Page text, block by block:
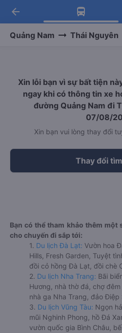
Tải app Vexere
Nhận ưu đãi thành
Tải app Vexere
-30k/ghế khi đặt vé
arrow_back
Quảng Nam Thái Nguyên
Xin lỗi bạn vì sự bất tiện
ngay khi có thông tin xe
đường Quảng Nam đi
07/08/
Xin bạn vui lòng thay đổi
Thay đổi
Bạn có thể tham khảo thêm một
cho chuyến đi sắp tới:
1. Du lịch Đà Lạt: Vườn hoa
Hills, Fresh Garden, Tuyệt
đồi cỏ hồng Đà Lạt, đồi chè
2. Du lịch Nha Trang: Bãi
Hương, nhà thờ đá, chợ đêm
nhà ga Nha Trang, đảo Điệp
3. Du lịch Vũng Tàu: Ngọn
mũi Nghinh Phong, hồ Đá
vườn quốc gia Bình Châu,